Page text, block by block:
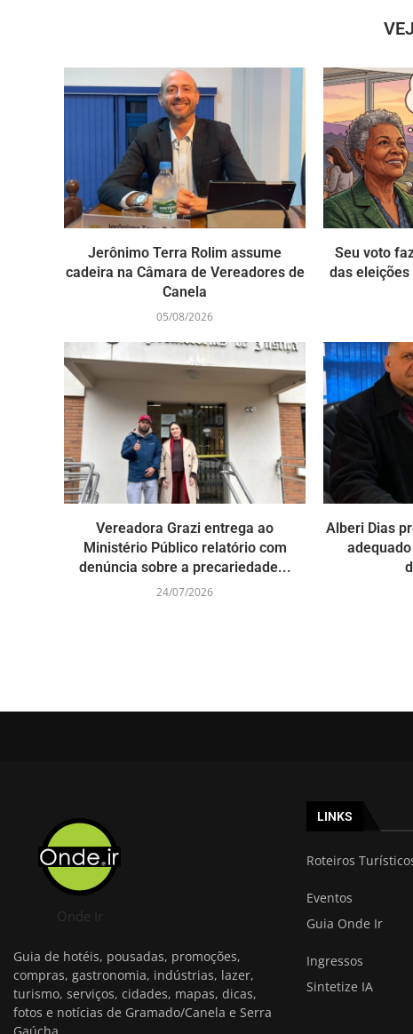
Jerônimo Terra Rolim assume
cadeira na Câmara de Vereadores de
Canela
05/08/2026
Seu voto
das
Vereadora Grazi entrega ao
Ministério Público relatório com
denúncia sobre a precariedade...
24/07/2026
Alberi Dias
Onde Ir
Guia de hotéis, pousadas, promoções,
compras, gastronomia, indústrias, lazer,
turismo, serviços, cidades, mapas, dicas,
fotos e notícias de Gramado/Canela e Serra
LINKS
Roteiros
Eventos
Guia Onde Ir
Ingressos
Sintetize IA